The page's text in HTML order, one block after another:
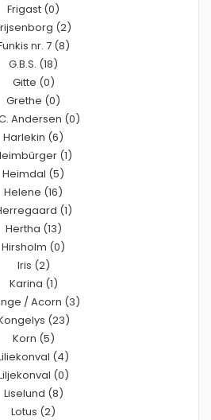
Frigast (0)
(2)
nr. 7 (8)
G.B.S. (18)
Gitte (0)
Grethe (0)
Andersen (0)
Harlekin (6)
(1)
Heimdal (5)
Helene (16)
(1)
Hertha (13)
Hirsholm (0)
Iris (2)
Karina (1)
/ Acorn (3)
(23)
Korn (5)
(4)
(0)
Liselund (8)
Lotus (2)